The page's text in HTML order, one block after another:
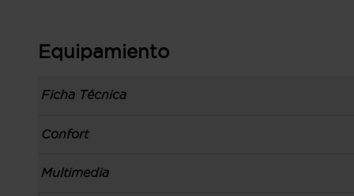
Equipamiento
Ficha Técnica
Información de la versión: número última lista
Carrocería tipo todoterreno con 5 puertas,
Confort
Toma/s de 12v en los asientos delanteros
Multimedia